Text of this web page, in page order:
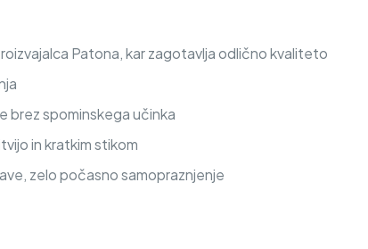
Patona, kar zagotavlja odlično kvaliteto
brez spominskega učinka
in kratkim stikom
zelo počasno samopraznjenje